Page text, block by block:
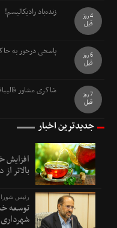
زنده‌باد رادیکالیسم!
4 روز
قبل
پاسخی درخور به
6 روز
قبل
شاکری مشاور
7 روز
قبل
جدیدترین اخبار
افزایش
بالاتر از
رئیس
توسعه
شهرداری